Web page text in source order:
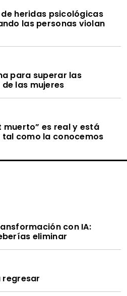
de heridas psicológicas
las personas violan
para superar las
las mujeres
es real y está
como la conocemos
con IA:
eliminar
regresar